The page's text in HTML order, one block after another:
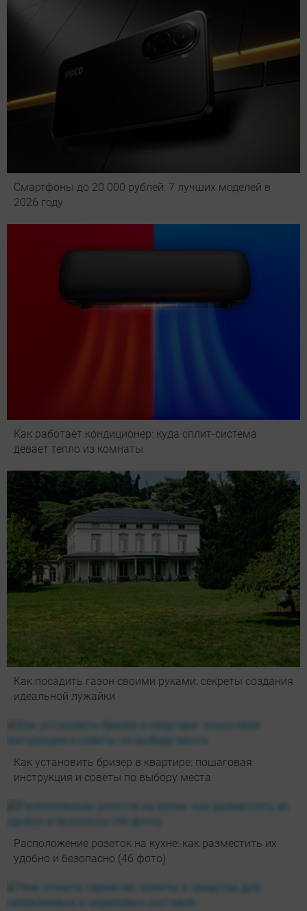
Смартфоны до 20 000 рублей: 7 лучших моделей в
2026 году
Как работает кондиционер: куда сплит-система
девает тепло из комнаты
Как посадить газон своими руками: секреты создания
идеальной лужайки
Как установить бризер в квартире: пошаговая
инструкция и советы по выбору места
Расположение розеток на кухне: как разместить их
удобно и безопасно (46 фото)